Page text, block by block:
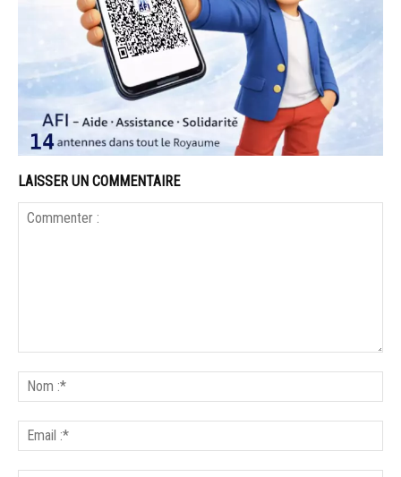
LAISSER UN COMMENTAIRE